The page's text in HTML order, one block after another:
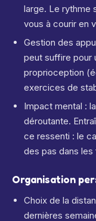
large. Le rythme
vous à courir en
Gestion des
peut suffire pour
proprioception
exercices de
Impact mental :
déroutante.
ce ressenti : le
des pas dans les
Organisation
Choix de la
dernières